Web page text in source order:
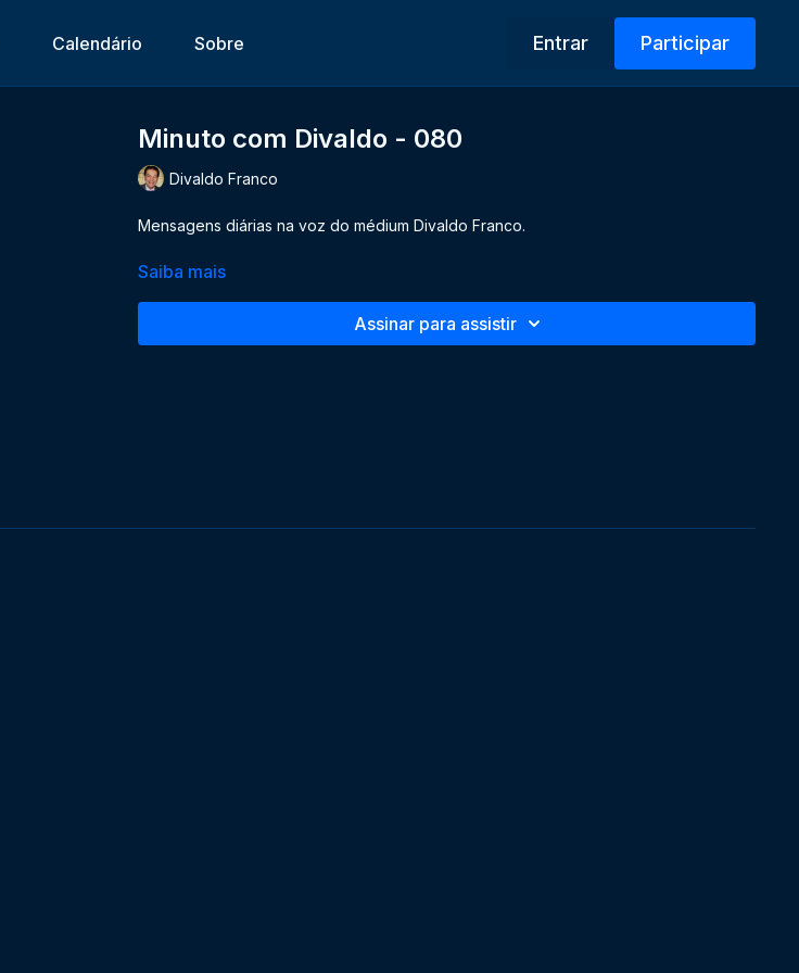
Calendário Sobre Entrar Participar
Minuto com Divaldo - 080
Divaldo Franco
Mensagens diárias na voz do médium Divaldo Franco.
Saiba mais
Assinar para assistir